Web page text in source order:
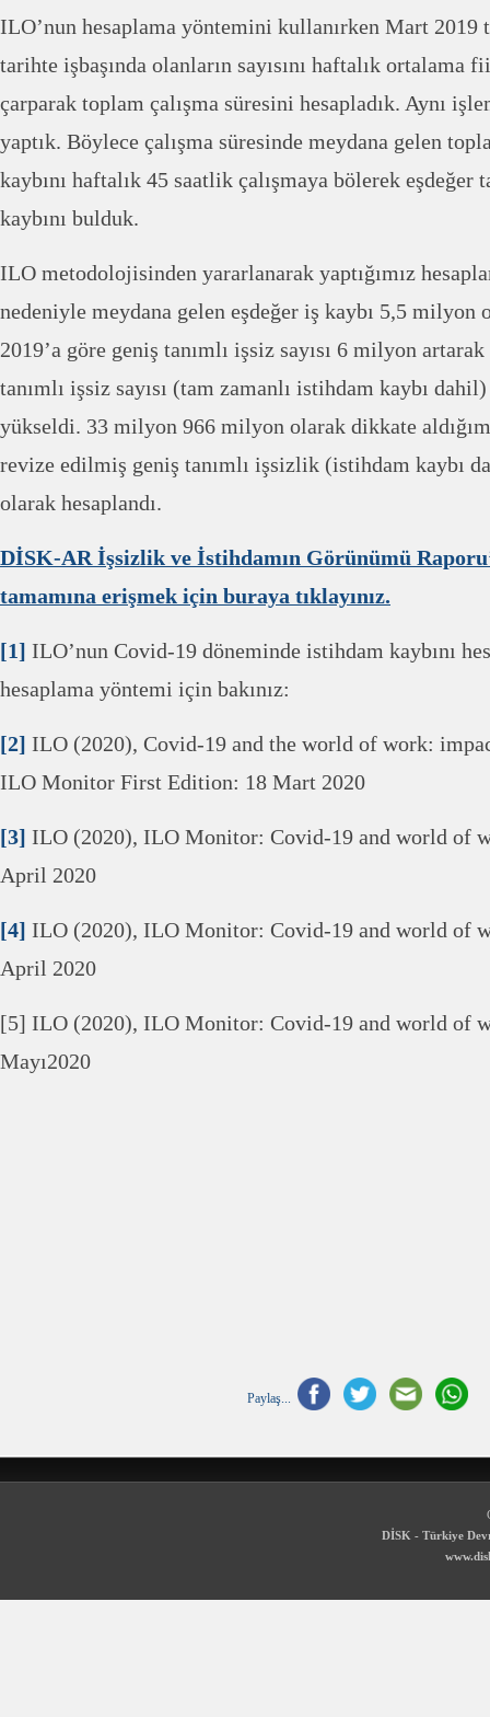
ILO’nun hesaplama yöntemini kullanırken Mart 2019
tarihte işbaşında olanların sayısını haftalık ortalama
çarparak toplam çalışma süresini hesapladık. Aynı
yaptık. Böylece çalışma süresinde meydana gelen
kaybını haftalık 45 saatlik çalışmaya bölerek eşdeğer
kaybını bulduk.
ILO metodolojisinden yararlanarak yaptığımız
nedeniyle meydana gelen eşdeğer iş kaybı 5,5
2019’a göre geniş tanımlı işsiz sayısı 6 milyon
tanımlı işsiz sayısı (tam zamanlı istihdam kaybı
yükseldi. 33 milyon 966 milyon olarak dikkate
revize edilmiş geniş tanımlı işsizlik (istihdam kaybı
olarak hesaplandı.
DİSK-AR İşsizlik ve İstihdamın Görünümü
tamamına erişmek için buraya tıklayınız.
[1] ILO’nun Covid-19 döneminde istihdam kaybını
hesaplama yöntemi için bakınız:
[2] ILO (2020), Covid-19 and the world of work:
ILO Monitor First Edition: 18 Mart 2020
[3] ILO (2020), ILO Monitor: Covid-19 and world of
April 2020
[4] ILO (2020), ILO Monitor: Covid-19 and world of
April 2020
[5] ILO (2020), ILO Monitor: Covid-19 and world of
Mayı2020
Paylaş...
DİSK - Türkiye